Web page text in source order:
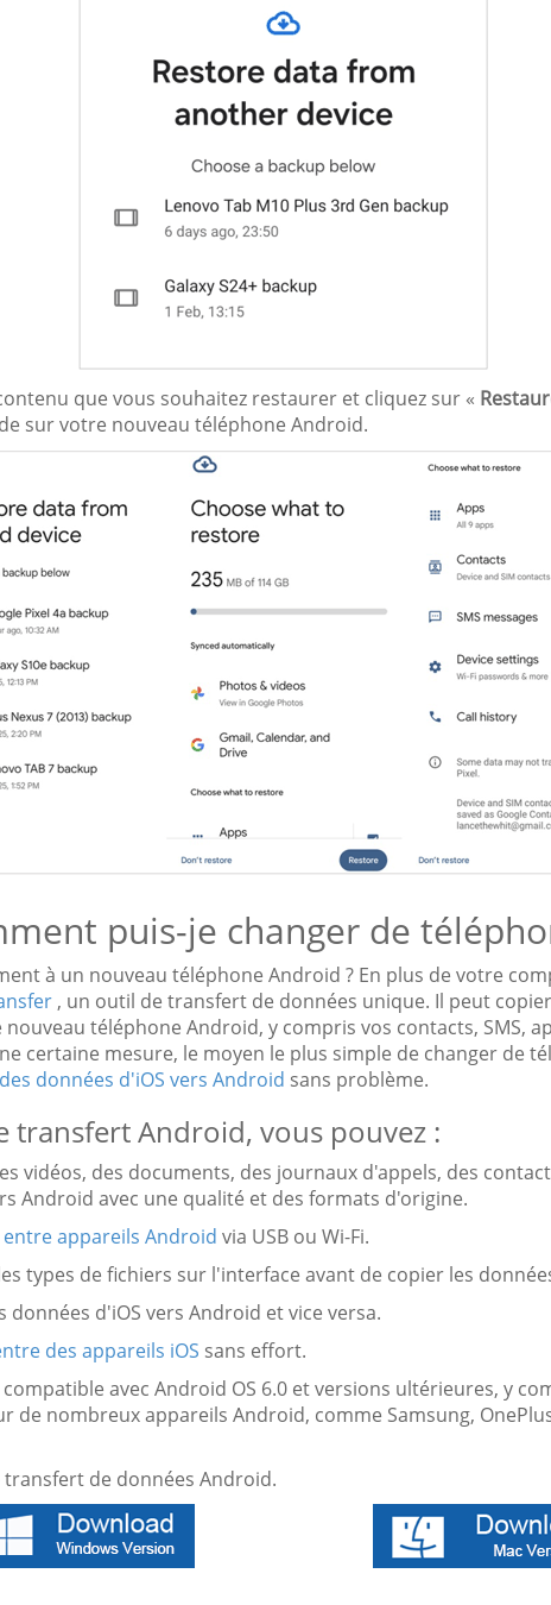
que vous souhaitez restaurer et cliquez sur «
sur votre nouveau téléphone Android.
puis-je changer de
à un nouveau téléphone Android ? En plus de votre
, un outil de transfert de données unique. Il peut
téléphone Android, y compris vos contacts, SMS,
certaine mesure, le moyen le plus simple de changer de
données d'iOS vers Android sans problème.
transfert Android, vous pouvez :
vidéos, des documents, des journaux d'appels, des
Android avec une qualité et des formats d'origine.
appareils Android via USB ou Wi-Fi.
types de fichiers sur l'interface avant de copier les
données d'iOS vers Android et vice versa.
des appareils iOS sans effort.
avec Android OS 6.0 et versions ultérieures, y
de nombreux appareils Android, comme Samsung,
transfert de données Android.